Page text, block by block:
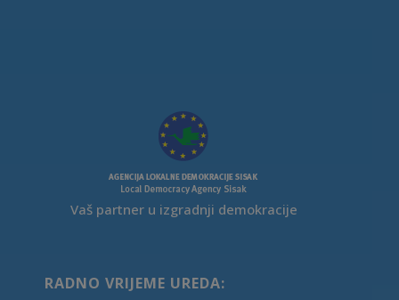
Vaš partner u izgradnji demokracije
RADNO VRIJEME UREDA: